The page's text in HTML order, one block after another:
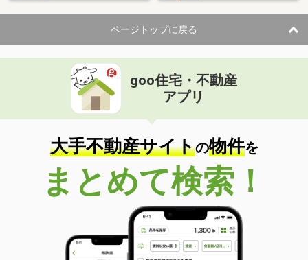
ページトップに戻る
goo住宅・不動産
アプリ
大手不動産サイトの物件を
まとめて検索！